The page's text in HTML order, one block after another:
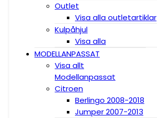
Outlet
Visa alla outletartiklar
Kulpåhjul
Visa alla
MODELLANPASSAT
Visa allt
Modellanpassat
Citroen
Berlingo 2008-2018
Jumper 2007-2013